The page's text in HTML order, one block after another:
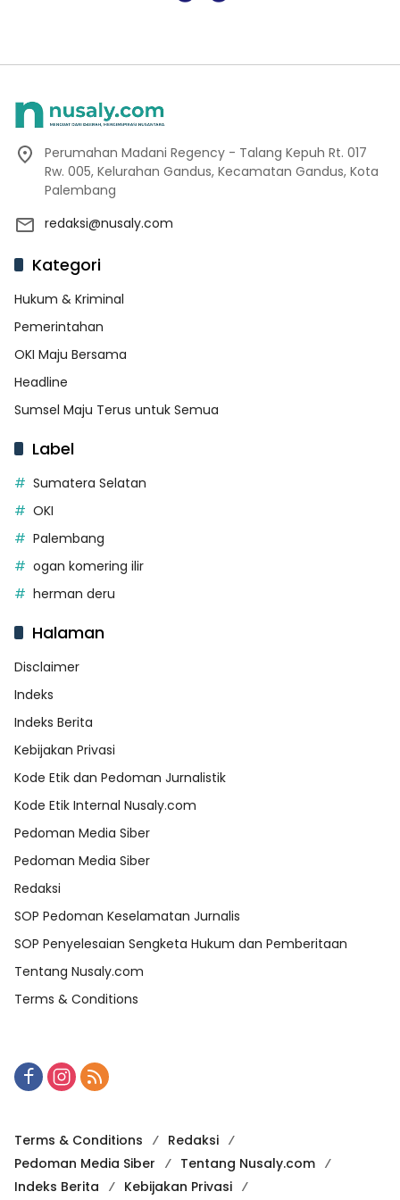
Perumahan Madani Regency - Talang Kepuh Rt. 017
Rw. 005, Kelurahan Gandus, Kecamatan Gandus, Kota
Palembang
redaksi@nusaly.com
Kategori
Hukum & Kriminal
Pemerintahan
OKI Maju Bersama
Headline
Sumsel Maju Terus untuk Semua
Label
Sumatera Selatan
OKI
Palembang
ogan komering ilir
herman deru
Halaman
Disclaimer
Indeks
Indeks Berita
Kebijakan Privasi
Kode Etik dan Pedoman Jurnalistik
Kode Etik Internal Nusaly.com
Pedoman Media Siber
Pedoman Media Siber
Redaksi
SOP Pedoman Keselamatan Jurnalis
SOP Penyelesaian Sengketa Hukum dan Pemberitaan
Tentang Nusaly.com
Terms & Conditions
Terms & Conditions
Redaksi
Pedoman Media Siber
Tentang Nusaly.com
Indeks Berita
Kebijakan Privasi